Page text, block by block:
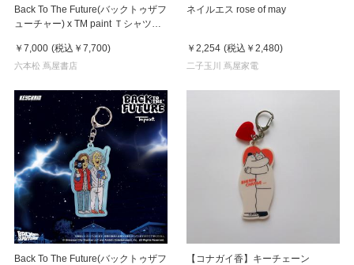
Back To The Future(バックトゥザフ
ューチャー) x TM paint Ｔシャツ
￥7,000 (税込 ￥7,700)
六本松 蔦屋書店
ネイルエス rose of may
￥2,254 (税込 ￥2,480)
二子玉川 蔦屋家電
Back To The Future(バックトゥザフ
【コナガイ香】キーチェーン